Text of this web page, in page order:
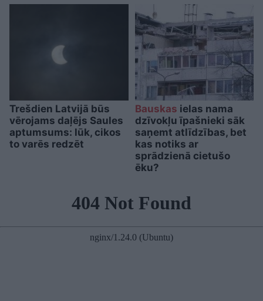
Trešdien Latvijā būs
vērojams daļējs Saules
aptumsums: lūk, cikos
to varēs redzēt
Bauskas ielas nama
dzīvokļu īpašnieki sāk
saņemt atlīdzības, bet
kas notiks ar
sprādzienā cietušo
ēku?